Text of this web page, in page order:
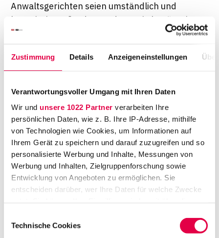
Zustimmung Details Anzeigeneinstellungen
Verantwortungsvoller Umgang mit Ihren Daten
Wir und unsere 1022 Partner verarbeiten Ihre
persönlichen Daten, wie z. B. Ihre IP-Adresse, mithilfe
von Technologien wie Cookies, um Informationen auf
Ihrem Gerät zu speichern und darauf zuzugreifen und so
personalisierte Werbung und Inhalte, Messungen von
Werbung und Inhalten, Zielgruppenforschung sowie
Entwicklung von Angeboten zu ermöglichen. Sie
entscheiden darüber, wer Ihre Daten für welche Zwecke
Trigger Symbol ändern oder widerrufen
Technische Cookies
Anwaltsgerichten seien umständlich und
langwierig, außerdem endeten sie häufig mit
eher milden Strafen, auch für heftige
Verstöße gegen anwaltliche Kernpflichten,
etwa bei der Behandlung von Fremdgeld.
Zudem spiele sich alles hinter zugezogenen
Vorhängen ab, weil die Verfahren nicht
öffentlich seien und daher für Mandanten
nicht erkennbar sei, ob sie einen Anwalt mit
berufsrechtlich sauberer Weste beauftragen
würden. Letztlich, so Wagner, gebe es eine
"relevante Gruppe" innerhalb der
Anwaltschaft, deren Verantwortungsgefühl
sich aufgelöst habe und die sich durch die
der Berufsaufsicht, insbesondere an der